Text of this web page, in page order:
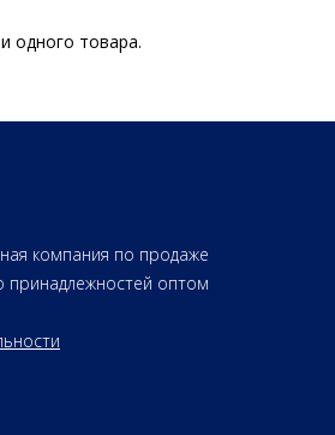
одного товара.
компания по продаже
принадлежностей оптом